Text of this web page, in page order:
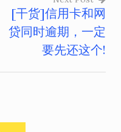
[干货]信用卡和网
贷同时逾期，一定
要先还这个!